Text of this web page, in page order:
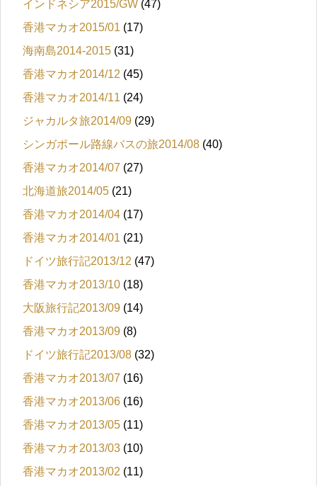
インドネシア2015/GW (47)
香港マカオ2015/01 (17)
海南島2014-2015 (31)
香港マカオ2014/12 (45)
香港マカオ2014/11 (24)
ジャカルタ旅2014/09 (29)
シンガポール路線バスの旅2014/08 (40)
香港マカオ2014/07 (27)
北海道旅2014/05 (21)
香港マカオ2014/04 (17)
香港マカオ2014/01 (21)
ドイツ旅行記2013/12 (47)
香港マカオ2013/10 (18)
大阪旅行記2013/09 (14)
香港マカオ2013/09 (8)
ドイツ旅行記2013/08 (32)
香港マカオ2013/07 (16)
香港マカオ2013/06 (16)
香港マカオ2013/05 (11)
香港マカオ2013/03 (10)
香港マカオ2013/02 (11)